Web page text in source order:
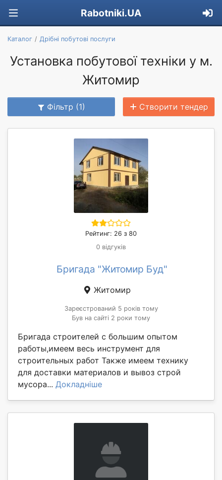
Rabotniki.UA
Каталог Дрібні побутові послуги
Установка побутової техніки у м.
Житомир
Фільтр (1) Створити тендер
Рейтинг: 26 з 80
0 відгуків
Бригада "Житомир Буд"
Житомир
Зареєстрований 5 років тому
Був на сайті 2 роки тому
Бригада строителей с большим опытом
работы,имеем весь инструмент для
строительных работ Также имеем технику
для доставки материалов и вывоз строй
мусора... Докладніше